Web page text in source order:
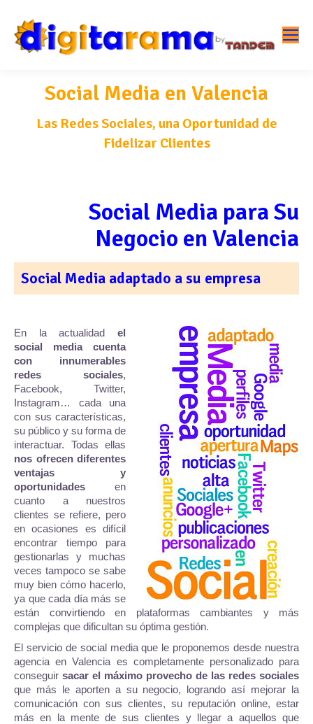
Social Media en Valencia
Las Redes Sociales, una Oportunidad de
Fidelizar Clientes
Social Media para Su
Negocio en Valencia
Social Media adaptado a su empresa
En la actualidad el
social media cuenta
con innumerables
redes sociales,
Facebook, Twitter,
Instagram… cada una
con sus características,
su público y su forma de
interactuar. Todas ellas
nos ofrecen diferentes
ventajas y
oportunidades en
cuanto a nuestros
clientes se refiere, pero
en ocasiones es difícil
encontrar tiempo para
gestionarlas y muchas
veces tampoco se sabe
muy bien cómo hacerlo,
ya que cada día más se
están convirtiendo en plataformas cambiantes y más
complejas que dificultan su óptima gestión.
El servicio de social media que le proponemos desde nuestra
agencia en Valencia es completamente personalizado para
conseguir sacar el máximo provecho de las redes sociales
que más le aporten a su negocio, logrando así mejorar la
comunicación con sus clientes, su reputación online, estar
más en la mente de sus clientes y llegar a aquellos que